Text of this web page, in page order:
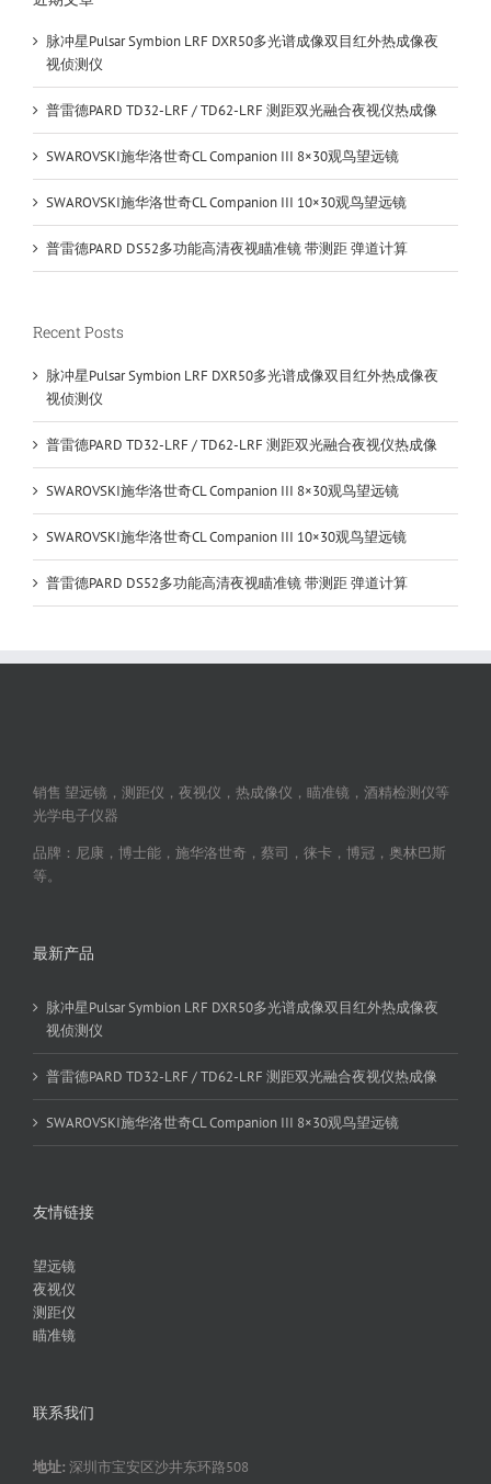
脉冲星Pulsar Symbion LRF DXR50多光谱成像双目红外热成像夜
视侦测仪
普雷德PARD TD32-LRF / TD62-LRF 测距双光融合夜视仪热成像
SWAROVSKI施华洛世奇CL Companion III 8×30观鸟望远镜
SWAROVSKI施华洛世奇CL Companion III 10×30观鸟望远镜
普雷德PARD DS52多功能高清夜视瞄准镜 带测距 弹道计算
Recent Posts
脉冲星Pulsar Symbion LRF DXR50多光谱成像双目红外热成像夜
视侦测仪
普雷德PARD TD32-LRF / TD62-LRF 测距双光融合夜视仪热成像
SWAROVSKI施华洛世奇CL Companion III 8×30观鸟望远镜
SWAROVSKI施华洛世奇CL Companion III 10×30观鸟望远镜
普雷德PARD DS52多功能高清夜视瞄准镜 带测距 弹道计算
销售 望远镜，测距仪，夜视仪，热成像仪，瞄准镜，酒精检测仪等
光学电子仪器
品牌：尼康，博士能，施华洛世奇，蔡司，徕卡，博冠，奥林巴斯
等。
最新产品
脉冲星Pulsar Symbion LRF DXR50多光谱成像双目红外热成像夜
视侦测仪
普雷德PARD TD32-LRF / TD62-LRF 测距双光融合夜视仪热成像
SWAROVSKI施华洛世奇CL Companion III 8×30观鸟望远镜
友情链接
望远镜
夜视仪
测距仪
瞄准镜
联系我们
地址: 深圳市宝安区沙井东环路508